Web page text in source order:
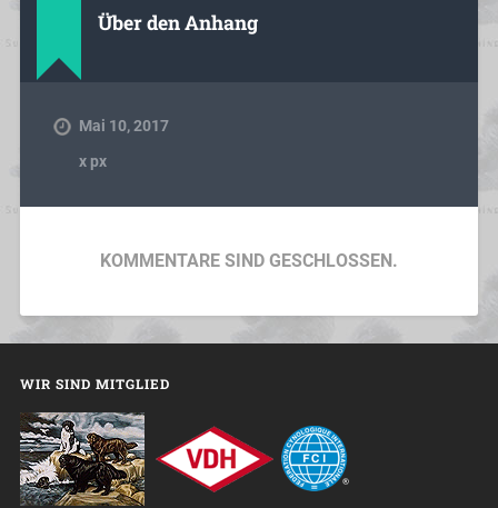
Über den Anhang
Mai 10, 2017
xpx
KOMMENTARE SIND GESCHLOSSEN.
WIR SIND MITGLIED